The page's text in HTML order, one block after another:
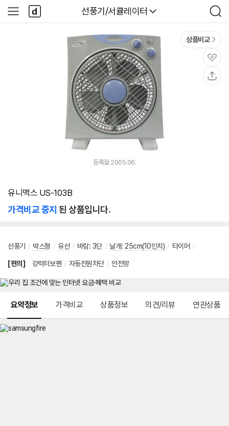
다나와
선풍기/서큘레이터
검
색
사
이
다
나
와
상품비교
관
심
등록월 2005.06.
유니맥스 US-103B
가격비교 중지 된 상품입니다.
선풍기 / 박스형 / 유선 / 바람: 3단 / 날개: 25cm(10인치) / 타이머 /
[편의] 강력터보팬 / 자동전원차단 / 안전망
요약정보 가격비교 상품정보 의견/리뷰 연관상품